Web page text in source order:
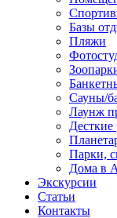
Базы
Пляжи
Сауны/
Лаунж
Десткие
Парки,
Дома в
Экскурсии
Статьи
Контакты